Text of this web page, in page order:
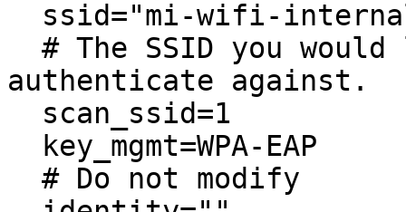
authenticate against.